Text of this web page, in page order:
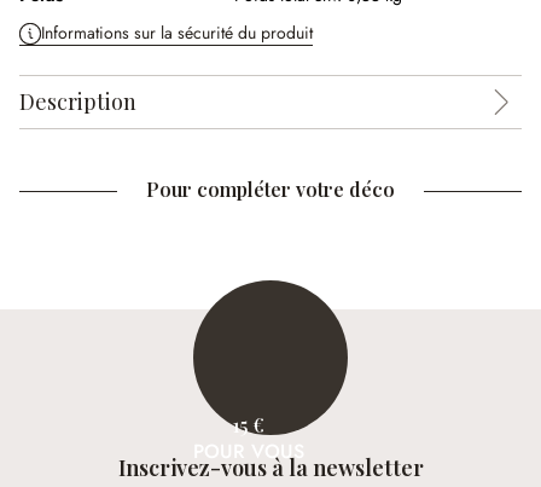
Informations sur la sécurité du produit
Description
Pour compléter votre déco
15 €
POUR VOUS
Inscrivez-vous à la newsletter